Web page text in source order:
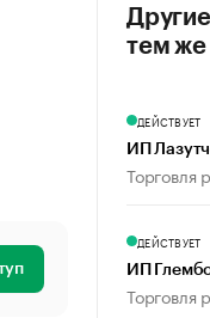
тем
ДЕЙСТВУЕТ
ИП
Торговля
ДЕЙСТВУЕТ
ИП
Торговля